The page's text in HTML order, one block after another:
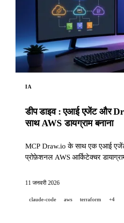
IA
डीप डाइव : एआई एजेंट और
साथ AWS डायग्राम बनाना
MCP Draw.io के साथ एक एआई
प्रोफ़ेशनल AWS आर्किटेक्चर
11 जनवरी 2026
claude-code aws terraform +4